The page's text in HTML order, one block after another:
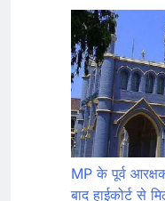
MP के पूर्व
बाद हाईकोर्ट से